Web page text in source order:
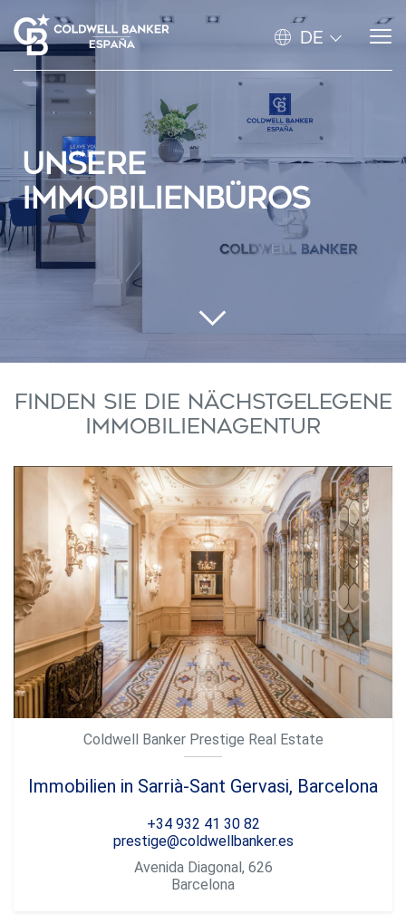
DE
UNSERE
IMMOBILIENBÜROS
Finden Sie die nächstgelegene
Immobilienagentur
Coldwell Banker Prestige Real Estate
Immobilien in Sarrià-Sant Gervasi, Barcelona
+34 932 41 30 82
prestige@coldwellbanker.es
Avenida Diagonal, 626
Barcelona